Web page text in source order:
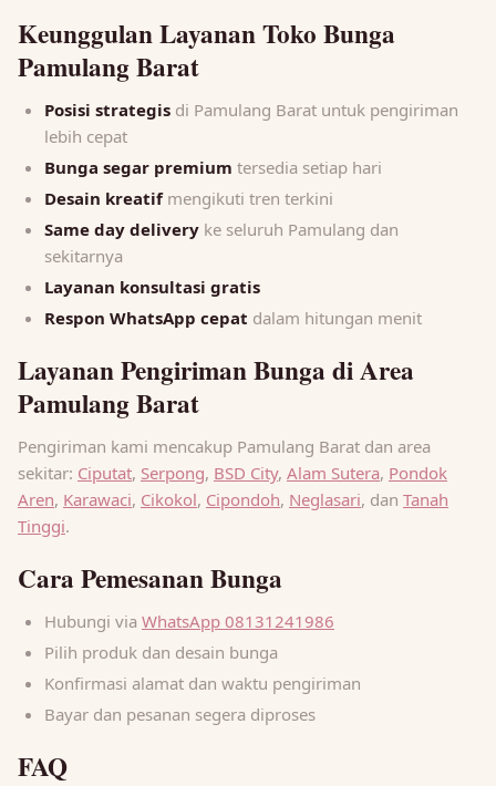
Keunggulan Layanan Toko Bunga
Pamulang Barat
Posisi strategis di Pamulang Barat untuk pengiriman
lebih cepat
Bunga segar premium tersedia setiap hari
Desain kreatifmengikuti tren terkini
Same day delivery ke seluruh Pamulang dan
sekitarnya
Layanan konsultasi gratis
Respon WhatsApp cepat dalam hitungan menit
Layanan Pengiriman Bunga di Area
Pamulang Barat
Pengiriman kami mencakup Pamulang Barat dan area
sekitar: Ciputat, Serpong, BSD City, Alam Sutera, Pondok
Aren, Karawaci, Cikokol, Cipondoh, Neglasari, dan Tanah
Tinggi.
Cara Pemesanan Bunga
Hubungi via WhatsApp 08131241986
Pilih produk dan desain bunga
Konfirmasi alamat dan waktu pengiriman
Bayar dan pesanan segera diproses
FAQ